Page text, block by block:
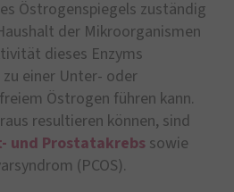
Östrogenspiegels zuständig
der Mikroorganismen
dieses Enzyms
einer Unter- oder
Östrogen führen kann.
resultieren können, sind
und Prostatakrebs sowie
(PCOS).